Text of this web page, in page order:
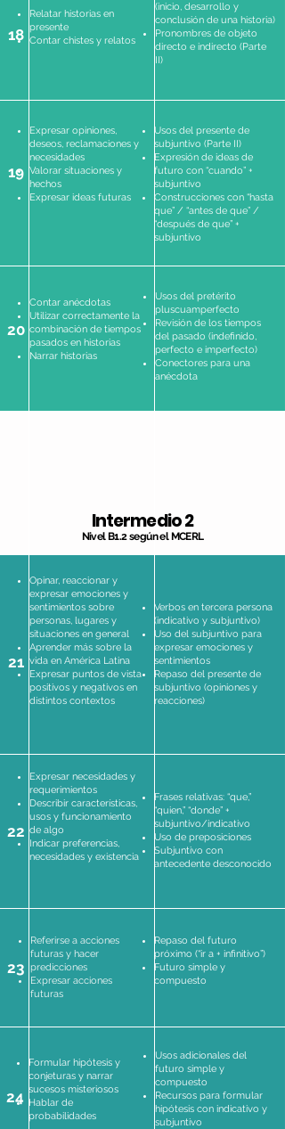
21
Opinar, reaccionar y
expresar emociones y
sentimientos sobre
personas, lugares y
situaciones en general
Aprender más sobre la
vida en América Latina
Expresar puntos de vista
positivos y negativos en
distintos contextos
Verbos en tercera persona
(indicativo y subjuntivo)
Uso del subjuntivo para
expresar emociones y
sentimientos
Repaso del presente de
subjuntivo (opiniones y
reacciones)
Expresar necesidades y
requerimientos
Describir características,
usos y funcionamiento
de algo
Indicar preferencias,
necesidades y existencia
22
Frases relativas: “que,”
“quien,” “donde” +
subjuntivo/indicativo
Uso de preposiciones
Subjuntivo con
antecedente desconocido
Referirse a acciones
futuras y hacer
predicciones
Expresar acciones
futuras
23
Repaso del futuro
próximo (“ir a + infinitivo”)
Futuro simple y
compuesto
Formular hipótesis y
conjeturas y narrar
sucesos misteriosos
Hablar de
probabilidades
24
Usos adicionales del
futuro simple y
compuesto
Recursos para formular
hipótesis con indicativo y
subjuntivo
18
Relatar historias en
presente
Contar chistes y relatos
(inicio, desarrollo y
conclusión de una historia)
Pronombres de objeto
directo e indirecto (Parte
II)
19
Expresar opiniones,
deseos, reclamaciones y
necesidades
Valorar situaciones y
hechos
Expresar ideas futuras
Usos del presente de
subjuntivo (Parte II)
Expresión de ideas de
futuro con “cuando” +
subjuntivo
Construcciones con “hasta
que” / “antes de que” /
“después de que” +
subjuntivo
20
Contar anécdotas
Utilizar correctamente la
combinación de tiempos
pasados en historias
Narrar historias
Usos del pretérito
pluscuamperfecto
Revisión de los tiempos
del pasado (indefinido,
perfecto e imperfecto)
Conectores para una
anécdota
Intermedio 2
Nivel B1.2 según el MCERL